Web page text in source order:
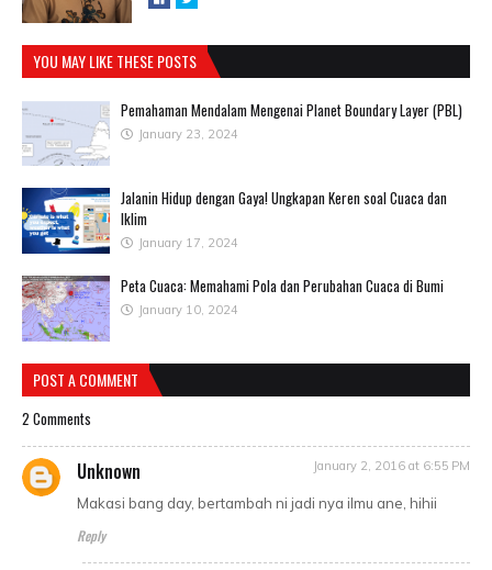
YOU MAY LIKE THESE POSTS
Pemahaman Mendalam Mengenai Planet Boundary Layer (PBL)
January 23, 2024
Jalanin Hidup dengan Gaya! Ungkapan Keren soal Cuaca dan
Iklim
January 17, 2024
Peta Cuaca: Memahami Pola dan Perubahan Cuaca di Bumi
January 10, 2024
POST A COMMENT
2 Comments
Unknown January 2, 2016 at 6:55 PM
Makasi bang day, bertambah ni jadi nya ilmu ane, hihii
Reply